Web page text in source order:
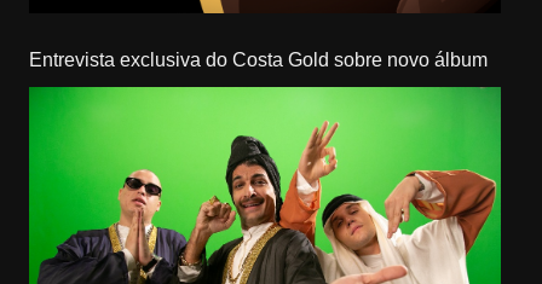
Entrevista exclusiva do Costa Gold sobre novo álbum